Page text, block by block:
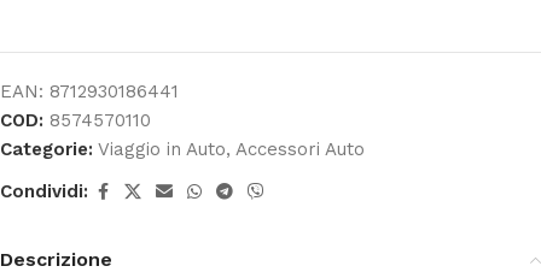
EAN: 8712930186441
COD: 8574570110
Categorie: Viaggio in Auto, Accessori Auto
Condividi:
Descrizione